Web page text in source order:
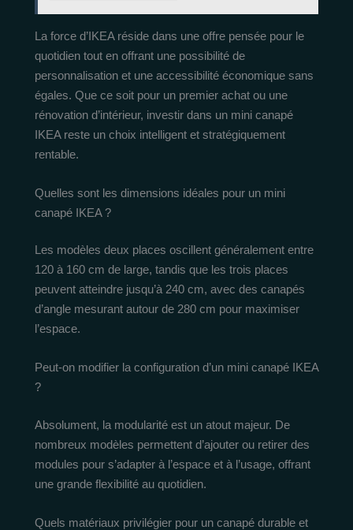
La force d’IKEA réside dans une offre pensée pour le
quotidien tout en offrant une possibilité de
personnalisation et une accessibilité économique sans
égales. Que ce soit pour un premier achat ou une
rénovation d’intérieur, investir dans un mini canapé
IKEA reste un choix intelligent et stratégiquement
rentable.
Quelles sont les dimensions idéales pour un mini
canapé IKEA ?
Les modèles deux places oscillent généralement entre
120 à 160 cm de large, tandis que les trois places
peuvent atteindre jusqu’à 240 cm, avec des canapés
d’angle mesurant autour de 280 cm pour maximiser
l’espace.
Peut-on modifier la configuration d’un mini canapé IKEA
?
Absolument, la modularité est un atout majeur. De
nombreux modèles permettent d’ajouter ou retirer des
modules pour s’adapter à l’espace et à l’usage, offrant
une grande flexibilité au quotidien.
Quels matériaux privilégier pour un canapé durable et